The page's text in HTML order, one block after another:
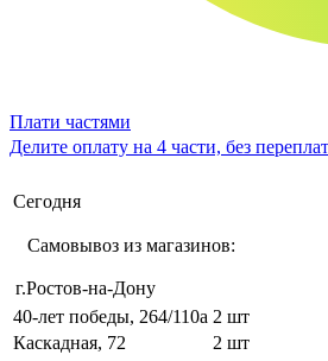
Плати частями
Делите оплату на 4 части, без
Сегодня
Самовывоз из магазинов:
г.Ростов-на-Дону
40-лет победы, 264/110а 2 шт
Каскадная, 72
2 шт